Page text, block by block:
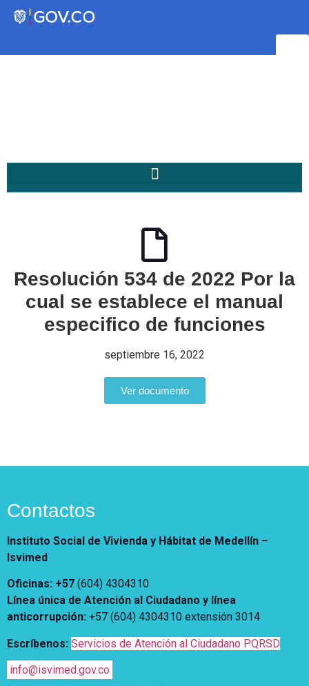
Hábitat de Medellín
Servicios
Mejoramiento de
Vivienda
Vivienda Nueva
Vivienda un proyecto
Arrendamiento temporal
Notificaciones
¿Qué es el ISVIMED?
Plan de Desarrollo
Opciones de accesibilidad
Más Información sobre Accesibilidad
Resolución 534 de 2022 Por la
cual se establece el manual
especifico de funciones
septiembre 16, 2022
Ver documento
Contactos
Instituto Social de Vivienda y Hábitat de Medellín –
Isvimed
Oficinas: +57 (604) 4304310
Línea única de Atención al Ciudadano y línea
anticorrupción: +57 (604) 4304310 extensión 3014
Escríbenos: Servicios de Atención al Ciudadano PQRSD
info@isvimed.gov.co